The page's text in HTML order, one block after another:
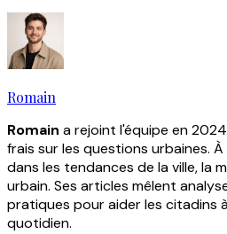
Romain
Romain a rejoint l'équipe en
frais sur les questions urbaines. À
dans les tendances de la ville, la
urbain. Ses articles mêlent
pratiques pour aider les citadins
quotidien.